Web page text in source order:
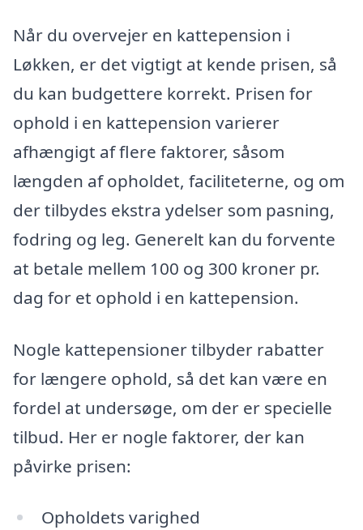
Når du overvejer en kattepension i
Løkken, er det vigtigt at kende prisen, så
du kan budgettere korrekt. Prisen for
ophold i en kattepension varierer
afhængigt af flere faktorer, såsom
længden af opholdet, faciliteterne, og om
der tilbydes ekstra ydelser som pasning,
fodring og leg. Generelt kan du forvente
at betale mellem 100 og 300 kroner pr.
dag for et ophold i en kattepension.
Nogle kattepensioner tilbyder rabatter
for længere ophold, så det kan være en
fordel at undersøge, om der er specielle
tilbud. Her er nogle faktorer, der kan
påvirke prisen:
Opholdets varighed